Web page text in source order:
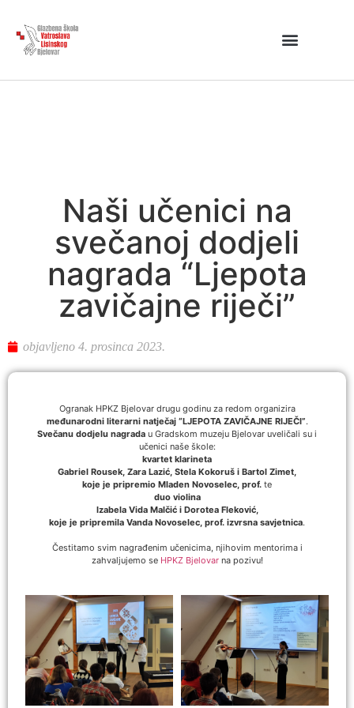
Naši učenici na
svečanoj dodjeli
nagrada “Ljepota
zavičajne riječi”
objavljeno 4. prosinca 2023.
Ogranak HPKZ Bjelovar drugu godinu za redom organizira
međunarodni literarni natječaj “LJEPOTA ZAVIČAJNE RIJEČI”.
Svečanu dodjelu nagrada u Gradskom muzeju Bjelovar uveličali su i
učenici naše škole:
kvartet klarineta
Gabriel Rousek, Zara Lazić, Stela Kokoruš i Bartol Zimet,
koje je pripremio Mladen Novoselec, prof. te
duo violina
Izabela Vida Malčić i Dorotea Fleković,
koje je pripremila Vanda Novoselec, prof. izvrsna savjetnica.
Čestitamo svim nagrađenim učenicima, njihovim mentorima i
zahvaljujemo se HPKZ Bjelovarna pozivu!